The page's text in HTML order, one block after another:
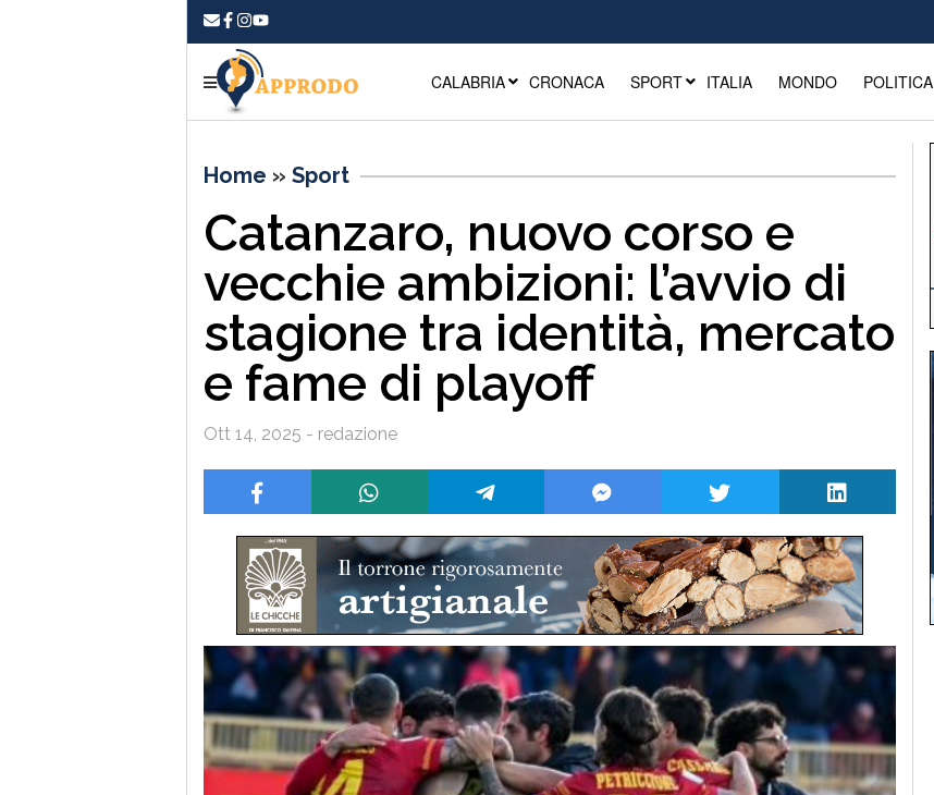
CALABRIA CRONACA SPORT ITALIA MONDO POLITICA
Home » Sport
Catanzaro, nuovo corso e
vecchie ambizioni: l’avvio di
stagione tra identità, mercato
e fame di playoff
Ott 14, 2025 - redazione